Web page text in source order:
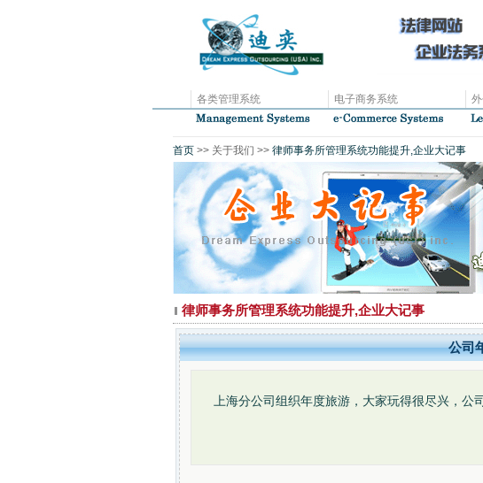
各类管理系统 电子商务系统
首页 >> 关于我们 >> 律师事务所管理系统功能提升,企业大记事
律师事务所管理系统功能提升,企业大记事
公司
上海分公司组织年度旅游，大家玩得很尽兴，公